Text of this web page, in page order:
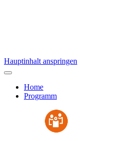
Hauptinhalt anspringen
Home
Programm